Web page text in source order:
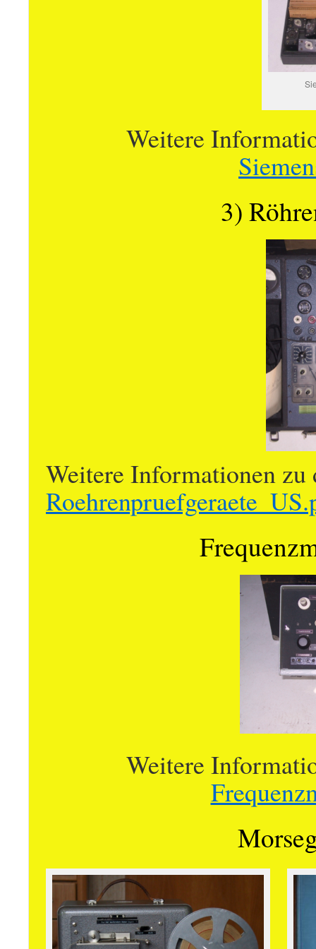
Weitere
3)
Weitere Informationen zu
Weitere